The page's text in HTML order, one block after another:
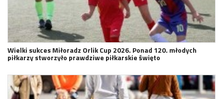
Wielki sukces Miłoradz Orlik Cup 2026. Ponad 120. młodych
piłkarzy stworzyło prawdziwe piłkarskie święto